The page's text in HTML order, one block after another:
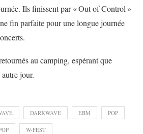
Ils finissent par «Out of Control »
fin parfaite pour une longue journée
au camping, espérant que
jour.
DARKWAVE EBM POP
W-FEST